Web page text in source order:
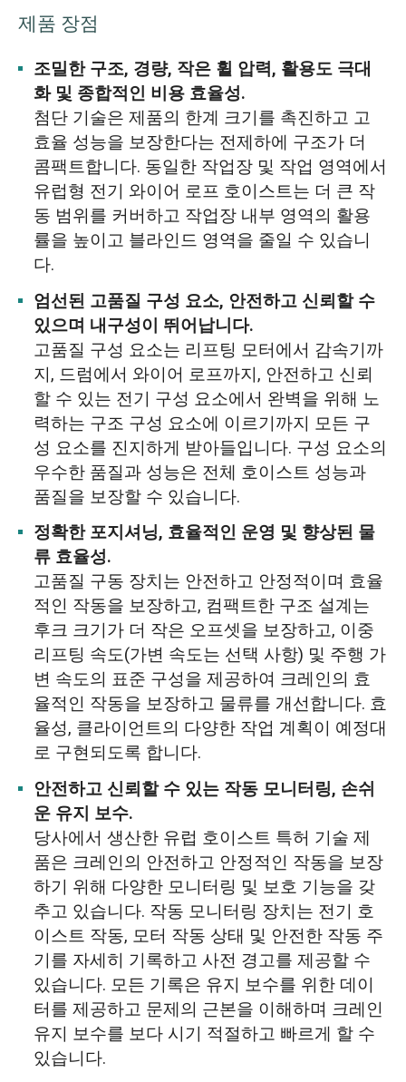
제품 장점
조밀한 구조, 경량, 작은 휠 압력, 활용도 극대
화 및 종합적인 비용 효율성.
첨단 기술은 제품의 한계 크기를 촉진하고 고
효율 성능을 보장한다는 전제하에 구조가 더
콤팩트합니다. 동일한 작업장 및 작업 영역에서
유럽형 전기 와이어 로프 호이스트는 더 큰 작
동 범위를 커버하고 작업장 내부 영역의 활용
률을 높이고 블라인드 영역을 줄일 수 있습니
다.
엄선된 고품질 구성 요소, 안전하고 신뢰할 수
있으며 내구성이 뛰어납니다.
고품질 구성 요소는 리프팅 모터에서 감속기까
지, 드럼에서 와이어 로프까지, 안전하고 신뢰
할 수 있는 전기 구성 요소에서 완벽을 위해 노
력하는 구조 구성 요소에 이르기까지 모든 구
성 요소를 진지하게 받아들입니다. 구성 요소의
우수한 품질과 성능은 전체 호이스트 성능과
품질을 보장할 수 있습니다.
정확한 포지셔닝, 효율적인 운영 및 향상된 물
류 효율성.
고품질 구동 장치는 안전하고 안정적이며 효율
적인 작동을 보장하고, 컴팩트한 구조 설계는
후크 크기가 더 작은 오프셋을 보장하고, 이중
리프팅 속도(가변 속도는 선택 사항) 및 주행 가
변 속도의 표준 구성을 제공하여 크레인의 효
율적인 작동을 보장하고 물류를 개선합니다. 효
율성, 클라이언트의 다양한 작업 계획이 예정대
로 구현되도록 합니다.
안전하고 신뢰할 수 있는 작동 모니터링, 손쉬
운 유지 보수.
당사에서 생산한 유럽 호이스트 특허 기술 제
품은 크레인의 안전하고 안정적인 작동을 보장
하기 위해 다양한 모니터링 및 보호 기능을 갖
추고 있습니다. 작동 모니터링 장치는 전기 호
이스트 작동, 모터 작동 상태 및 안전한 작동 주
기를 자세히 기록하고 사전 경고를 제공할 수
있습니다. 모든 기록은 유지 보수를 위한 데이
터를 제공하고 문제의 근본을 이해하며 크레인
유지 보수를 보다 시기 적절하고 빠르게 할 수
있습니다.